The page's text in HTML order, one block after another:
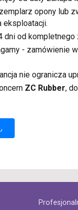
opony lub
eksploatacji.
dni od kompletnego
- zamówienie
nie ogranicza
ZC Rubber,